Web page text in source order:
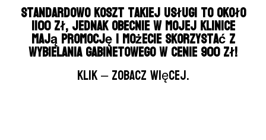
Standardowo koszt takiej usługi to około
1100 zł, jednak obecnie w mojej klinice
mają promocję i możecie skorzystać z
wybielania gabinetowego w cenie 900 zł!
KLIK – zobacz więcej.